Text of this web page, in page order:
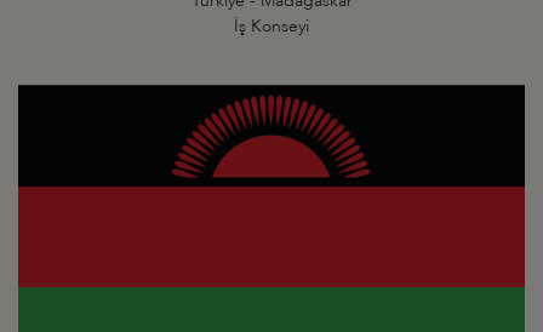
İş Konseyi